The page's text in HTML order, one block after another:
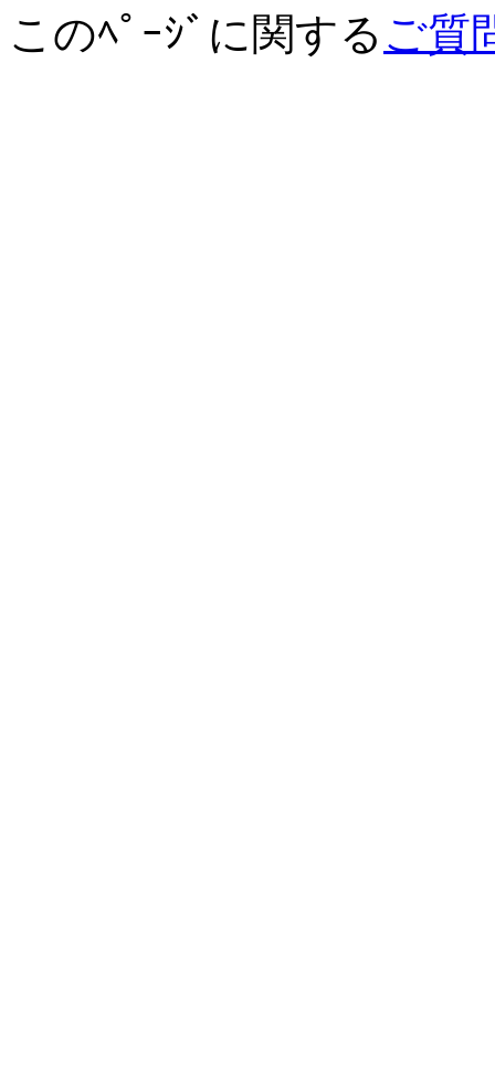
このﾍﾟｰｼﾞに関する ご質